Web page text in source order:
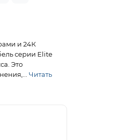
и 24К
серии Elite
Это
Читать